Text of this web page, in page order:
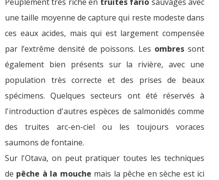
une taille moyenne de capture qui reste modeste dans
ces eaux acides, mais qui est largement compensée
par l’extrême densité de poissons. Les ombres sont
également bien présents sur la rivière, avec une
population très correcte et des prises de beaux
spécimens. Quelques secteurs ont été réservés à
l'introduction d'autres espèces de salmonidés comme
des truites arc-en-ciel ou les toujours voraces
saumons de fontaine.
Sur l'Otava, on peut pratiquer toutes les techniques
de pêche à la mouche mais la pêche en sèche est ici